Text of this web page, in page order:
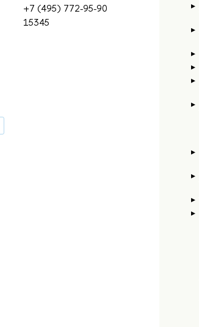
+7 (495) 772-95-90
15345